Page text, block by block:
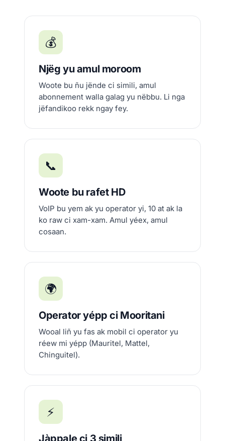
💰
Njëg yu amul moroom
Woote bu ñu jënde ci simili, amul
abonnement walla galag yu nëbbu. Li nga
jëfandikoo rekk ngay fey.
📞
Woote bu rafet HD
VoIP bu yem ak yu operator yi, 10 at ak la
ko raw ci xam-xam. Amul yéex, amul
cosaan.
🌍
Operator yépp ci Mooritani
Wooal liñ yu fas ak mobil ci operator yu
réew mi yépp (Mauritel, Mattel,
Chinguitel).
⚡
Jàppale ci 3 simili